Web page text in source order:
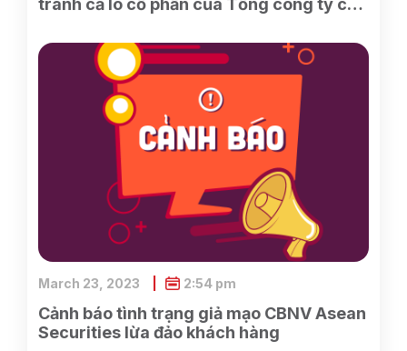
tranh cả lô cổ phần của Tổng công ty cổ
SCIC sở hữu
Cảnh báo tình trạng giả mạo CBNV Asean
Securities lừa đảo khách hàng
March 23, 2023 2:54 pm